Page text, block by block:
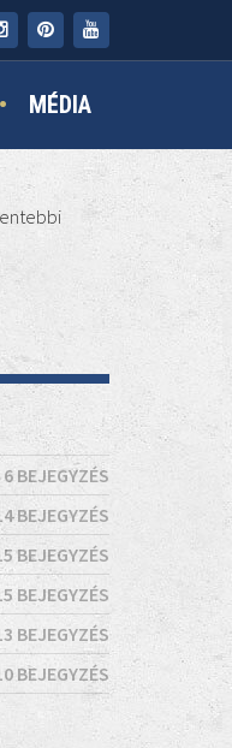
MÉDIA
6 BEJEGYZÉS
BEJEGYZÉS
BEJEGYZÉS
BEJEGYZÉS
BEJEGYZÉS
BEJEGYZÉS